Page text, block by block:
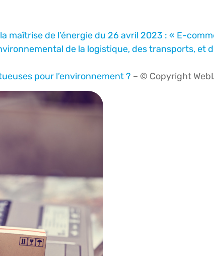
maîtrise de l’énergie du 26 avril 2023 : « E-
de la logistique, des transports, et
pour l’environnement ? – © Copyright